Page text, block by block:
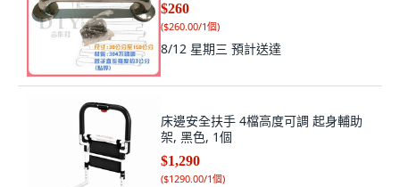
$260
($260.00/1個)
8/12 星期三 預計送達
床邊安全扶手 4檔高度可調 起身輔助
架, 黑色, 1個
$1,290
($1290.00/1個)